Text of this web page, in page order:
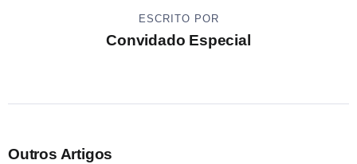
ESCRITO POR
Convidado Especial
Outros Artigos